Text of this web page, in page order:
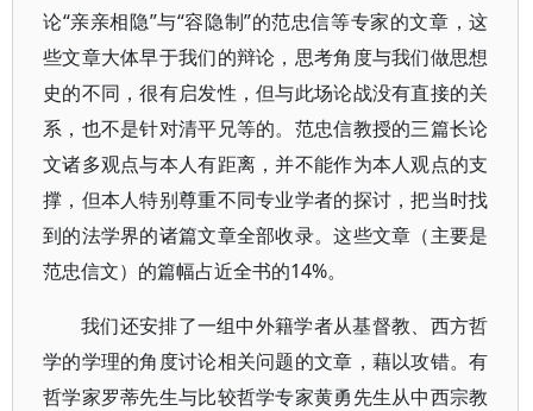
论“亲亲相隐”与“容隐制”的范忠信等专家的文章，这
些文章大体早于我们的辩论，思考角度与我们做思想
史的不同，很有启发性，但与此场论战没有直接的关
系，也不是针对清平兄等的。范忠信教授的三篇长论
文诸多观点与本人有距离，并不能作为本人观点的支
撑，但本人特别尊重不同专业学者的探讨，把当时找
到的法学界的诸篇文章全部收录。这些文章（主要是
范忠信文）的篇幅占近全书的14%。
我们还安排了一组中外籍学者从基督教、西方哲
学的学理的角度讨论相关问题的文章，藉以攻错。有
哲学家罗蒂先生与比较哲学专家黄勇先生从中西宗教